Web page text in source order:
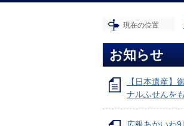
現在の位置
お知らせ
【日本遺産】
ナルふせんを